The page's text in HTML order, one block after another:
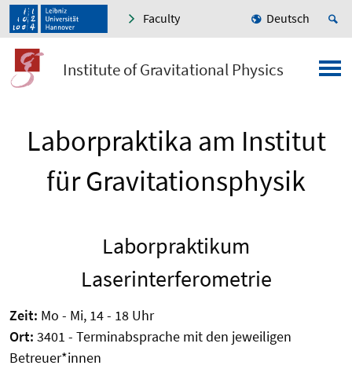
Faculty Deutsch
Institute of Gravitational Physics
Laborpraktika am Institut
für Gravitationsphysik
Laborpraktikum
Laserinterferometrie
Zeit: Mo - Mi, 14 - 18 Uhr
Ort: 3401 - Terminabsprache mit den jeweiligen
Betreuer*innen